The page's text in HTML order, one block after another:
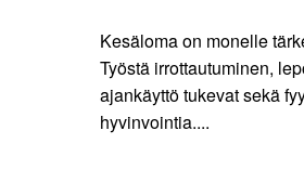
Kesäloma on monelle
Työstä irrottautuminen,
ajankäyttö tukevat sekä
hyvinvointia....